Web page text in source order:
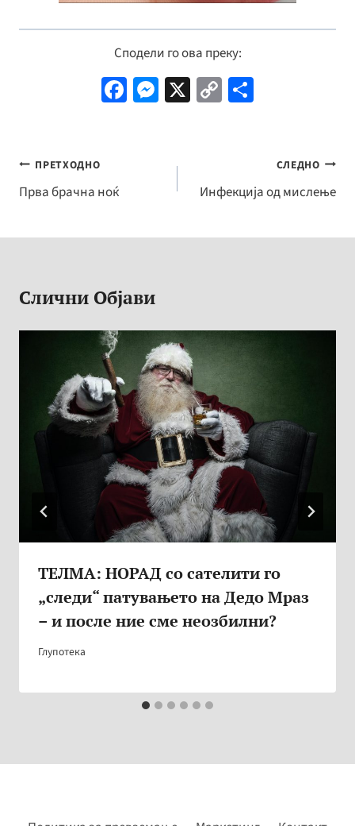
Сподели го ова преку:
Fa M
n
ge
X C
Li
k
Навигација
на
ПРЕТХОДНО
Прва брачна ноќ
СЛЕДНО
Инфекција од мислење
Слични Објави
ТЕЛМА: НОРАД со сателити го
„следи“ патувањето на Дедо Мраз
– и после ние сме неозбилни?
Глупотека